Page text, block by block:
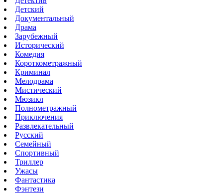
Детский
Документальный
Драма
Зарубежный
Исторический
Комедия
Короткометражный
Криминал
Мелодрама
Мистический
Мюзикл
Полнометражный
Приключения
Развлекательный
Русский
Семейный
Спортивный
Триллер
Ужасы
Фантастика
Фэнтези